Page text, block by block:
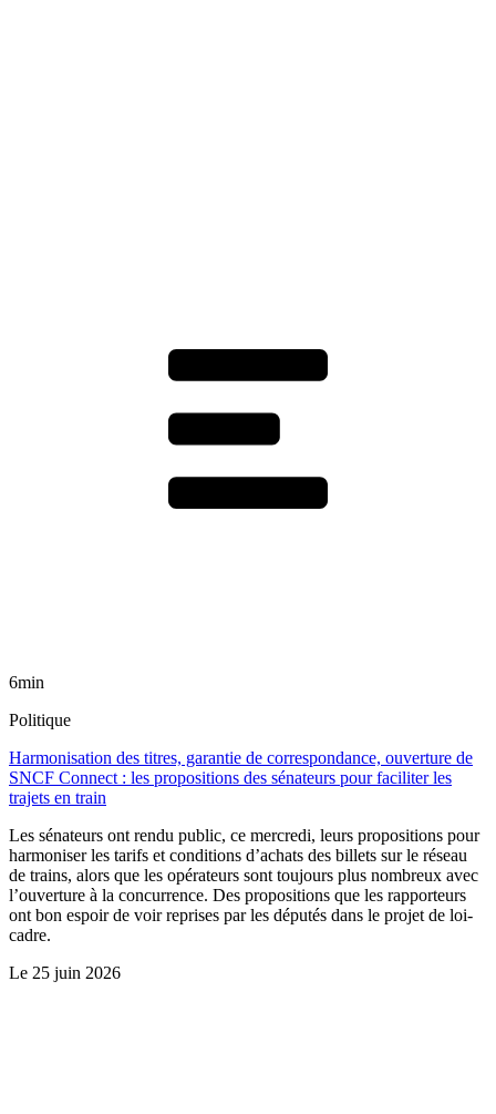
6min
Politique
Harmonisation des titres, garantie de correspondance, ouverture de
SNCF Connect : les propositions des sénateurs pour faciliter les
trajets en train
Les sénateurs ont rendu public, ce mercredi, leurs propositions pour
harmoniser les tarifs et conditions d’achats des billets sur le réseau
de trains, alors que les opérateurs sont toujours plus nombreux avec
l’ouverture à la concurrence. Des propositions que les rapporteurs
ont bon espoir de voir reprises par les députés dans le projet de loi-
cadre.
Le 25 juin 2026